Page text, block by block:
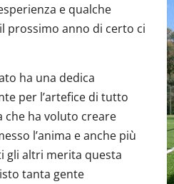
e qualche
prossimo anno di certo ci
ha una dedica
per l’artefice di tutto
che ha voluto creare
l’anima e anche più
gli altri merita questa
tanta gente